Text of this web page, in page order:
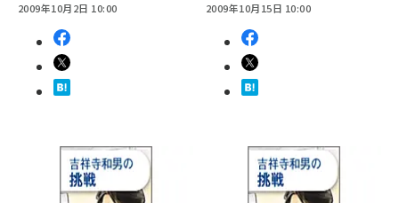
2009年10月2日 10:00 2009年10月15日 10:00